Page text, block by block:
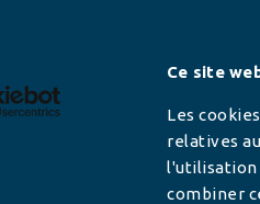
Ce site
Les
relatives
l'utilisation
combiner